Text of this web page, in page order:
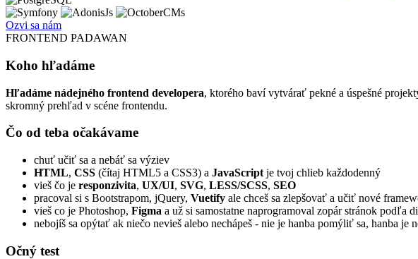
Ozvi sa nám
FRONTEND PADAWAN
Koho hľadáme
Hľadáme nádejného frontend developera, ktorého baví vytvárať pekné a úspešné
skromný prehľad v scéne frontendu.
Čo od teba očakávame
chuť učiť sa a nebáť sa výziev
HTML, CSS (čítaj HTML5 a CSS3) a JavaScript je tvoj chlieb každodenný
vieš čo je responzivita, UX/UI, SVG, LESS/SCSS, SEO
pracoval si s Bootstrapom, jQuery, Vuetify ale chceš sa zlepšovať a učiť nové
vieš co je Photoshop, Figma a už si samostatne naprogramoval zopár stránok podľa
nebojíš sa opýtať ak niečo nevieš alebo nechápeš - nie je hanba pomýliť sa, hanba
Očný test